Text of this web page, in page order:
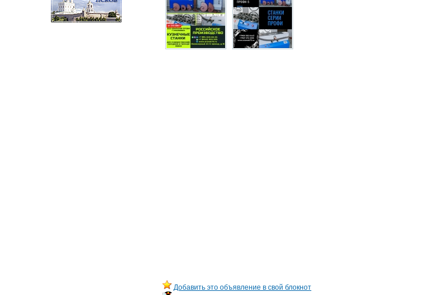
Добавить это объявление в свой блокнот